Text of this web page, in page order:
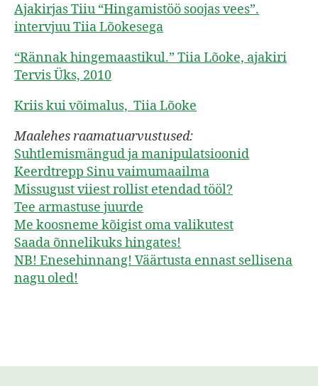
Ajakirjas Tiiu “Hingamistöö soojas vees”.
intervjuu Tiia Lõokesega
“Rännak hingemaastikul.” Tiia Lõoke, ajakiri
Tervis Üks, 2010
Kriis kui võimalus, Tiia Lõoke
Maalehes raamatuarvustused:
Suhtlemismängud ja manipulatsioonid
Keerdtrepp Sinu vaimumaailma
Missugust viiest rollist etendad tööl?
Tee armastuse juurde
Me koosneme kõigist oma valikutest
Saada õnnelikuks hingates!
NB! Enesehinnang! Väärtusta ennast sellisena
nagu oled!